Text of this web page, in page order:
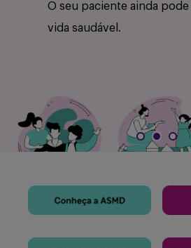
Treinamentos
O seu paciente ainda pode
vida saudável.